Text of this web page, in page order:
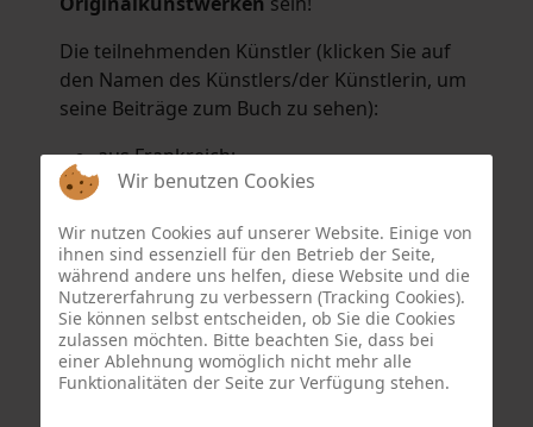
Die teilnehmenden Künstler (klicken Sie auf
den Namen des Künstlers/der Künstlerin, um
seine Beiträge zum Buch zu sehen):
aus Frankreich:
Hélène Argo,Didier Bonnot
Eric Schaftlein.
aus den Niederlanden:
Dorrety Brookhuis,Natalia Dik,Elise
EekhoutundHenny Schaapman
aus Deutschland:
Salomé Herbst,Andrea Jungnitsch,
Wir benutzen Cookies
Wir nutzen Cookies auf unserer Website. Einige von
ihnen sind essenziell für den Betrieb der Seite,
während andere uns helfen, diese Website und die
Nutzererfahrung zu verbessern (Tracking Cookies).
Sie können selbst entscheiden, ob Sie die Cookies
zulassen möchten. Bitte beachten Sie, dass bei
einer Ablehnung womöglich nicht mehr alle
Funktionalitäten der Seite zur Verfügung stehen.